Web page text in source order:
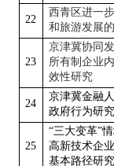
22
西青区进一
和旅游发展
23
京津冀协同
所有制企业
效性研究
24
京津冀金融
政府行为研究
25
“三大变革”
高新技术企
基本路径研究